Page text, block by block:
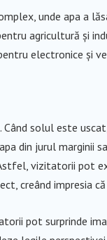
unde apa a
agricultură și
electronice și
solul este
din jurul marginii
vizitatorii pot
creând impresia
pot surprinde